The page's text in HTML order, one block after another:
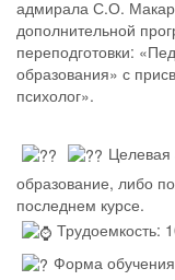
адмирала С.О.
дополнительной
переподготовки:
образования» с
психолог».
образование, либо
последнем курсе.
Трудоемкость:
Форма